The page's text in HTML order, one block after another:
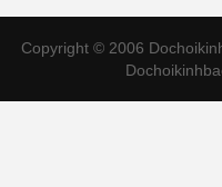
Copyright © 2006